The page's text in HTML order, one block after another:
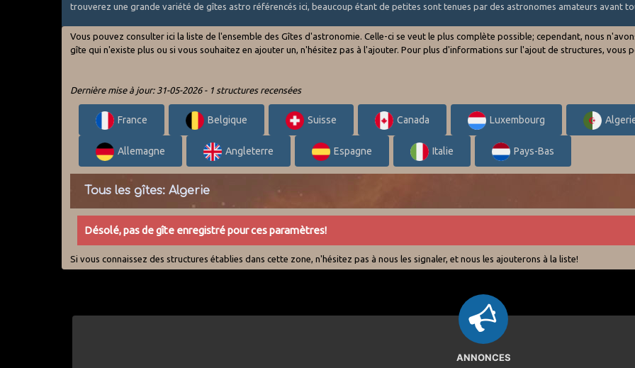
trouverez une grande variété de gîtes astro référencés ici, beaucoup étant de petites sont tenues par des astronomes amateurs avant
Vous pouvez consulter ici la liste de l'ensemble des Gîtes d'astronomie. Celle-ci se veut le plus complète possible; cependant, nous
gîte qui n'existe plus ou si vous souhaitez en ajouter un, n'hésitez pas à l'ajouter. Pour plus d'informations sur l'ajout de structures, vous
Dernière mise à jour: 31-05-2026 - 1 structures recensées
France Belgique Suisse Canada Luxembourg
Allemagne Angleterre Espagne Italie Pays-Bas
Tous les gîtes: Algerie
Désolé, pas de gîte enregistré pour ces paramètres!
Si vous connaissez des structures établies dans cette zone, n'hésitez pas à nous les signaler, et nous les ajouterons à la liste!
ANNONCES